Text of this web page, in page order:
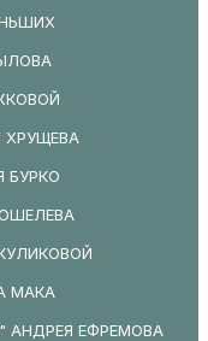
ХРУЩЕВА
БУРКО
МАКА
АНДРЕЯ ЕФРЕМОВА